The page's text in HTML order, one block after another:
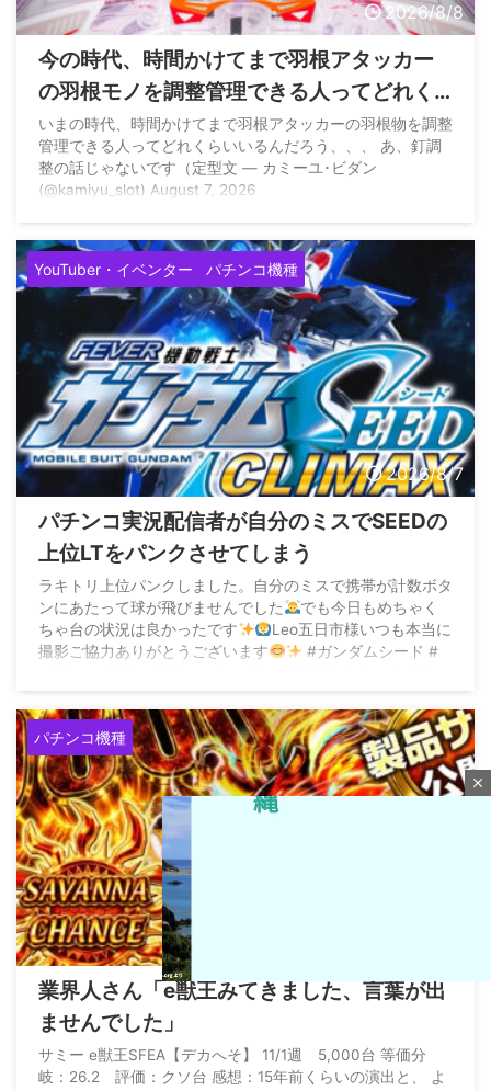
2026/8/8
今の時代、時間かけてまで羽根アタッカー
の羽根モノを調整管理できる人ってどれく
らいいるの？
いまの時代、時間かけてまで羽根アタッカーの羽根物を調整
管理できる人ってどれくらいいるんだろう、、、 あ、釘調
整の話じゃないです（定型文 — カミーユ･ビダン
(@kamiyu_slot) August 7, 2026
YouTuber・イベンター パチンコ機種
2026/8/7
パチンコ実況配信者が自分のミスでSEEDの
上位LTをパンクさせてしまう
ラキトリ上位パンクしました。自分のミスで携帯が計数ボタ
ンにあたって球が飛びませんでした
でも今日もめちゃく
ちゃ台の状況は良かったです
Leo五日市様いつも本当に
撮影ご協力ありがとうございます
#ガンダムシード #
パチンコ機種
業界人さん「e獣王みてきました、言葉が出
ませんでした」
サミー e獣王SFEA【デカへそ】 11/1週 5,000台 等価分
岐：26.2 評価：クソ台 感想：15年前くらいの演出と、 よ
close
u